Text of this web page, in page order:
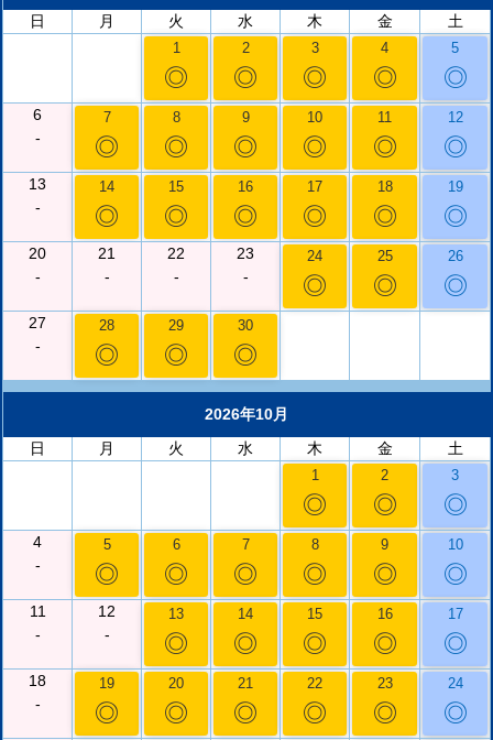
日 月 火 水 木 金 土
1
◎
2
◎
3
◎
4
◎
5
◎
6
-
7
◎
8
◎
9
◎
10
◎
11
◎
12
◎
13
-
14
◎
15
◎
16
◎
17
◎
18
◎
19
◎
20
-
21
-
22
-
23
-
24
◎
25
◎
26
◎
27
-
28
◎
29
◎
30
◎
2026年10月
日
月 火 水 木 金 土
1
◎
2
◎
3
◎
4
-
5
◎
6
◎
7
◎
8
◎
9
◎
10
◎
11
-
12
-
13
◎
14
◎
15
◎
16
◎
17
◎
18
-
19
◎
20
◎
21
◎
22
◎
23
◎
24
◎